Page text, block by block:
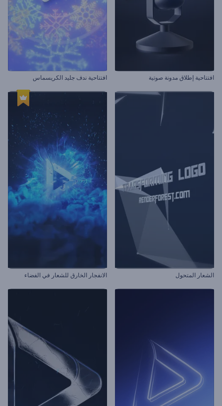
افتتاحية إطلاق مدونة صوتية افتتاحية ندف جليد الكريسماس
الشعار المتحول الانفجار الخارق للشعار في الفضاء